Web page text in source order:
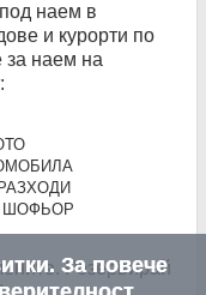
наем в
и курорти по
за наем на
ШОФЬОР
Резервирай
За повече